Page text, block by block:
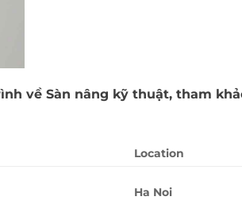
về Sàn nâng kỹ thuật, tham
Location
Ha Noi